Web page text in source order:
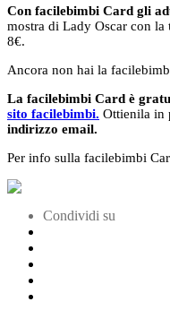
Con facilebimbi Card gli
mostra di Lady Oscar con la
8€.
Ancora non hai la
La facilebimbi Card è
sito facilebimbi. Ottienila in
indirizzo email.
Per info sulla facilebimbi
Condividi su